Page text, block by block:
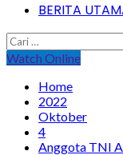
BERITA
Cari
untuk:
Watch Online
Home
2022
Oktober
4
Anggota TNI